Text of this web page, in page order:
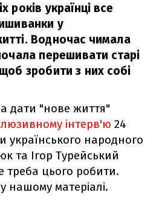
років українці все
у
Водночас чимала
перешивати старі
зробити з них собі
дати "нове життя"
інтерв'ю 24
українського народного
та Ігор Турейський
треба цього робити.
нашому матеріалі.